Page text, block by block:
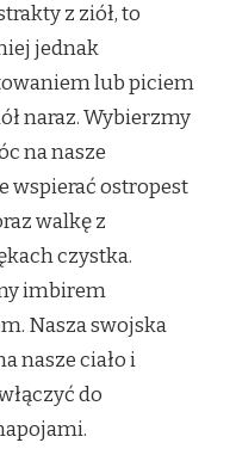
z ziół, to
jednak
lub piciem
naraz. Wybierzmy
na nasze
wspierać ostropest
walkę z
czystka.
imbirem
Nasza swojska
nasze ciało i
do